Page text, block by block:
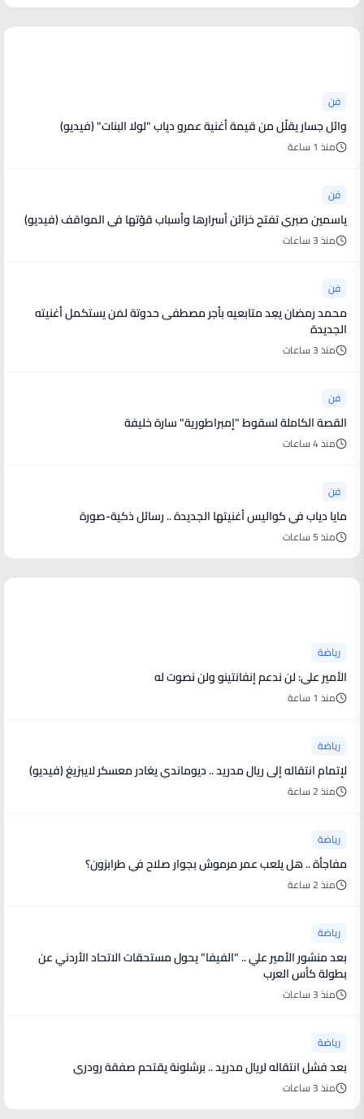
فن
وائل جسار يقلّل من قيمة أغنية عمرو دياب "لولا البنات" (فيديو)
منذ 1 ساعة
فن
ياسمين صبري تفتح خزائن أسرارها وأسباب قوّتها في المواقف (فيديو)
منذ 3 ساعات
فن
محمد رمضان يعِد متابعيه بأجر مصطفى حدوتة لمَن يستكمل أغنيته
الجديدة
منذ 3 ساعات
فن
القصة الكاملة لسقوط "إمبراطورية" سارة خليفة
منذ 4 ساعات
فن
مايا دياب في كواليس أغنيتها الجديدة .. رسائل ذكية-صورة
منذ 5 ساعات
رياضة
الأمير علي: لن ندعم إنفانتينو ولن نصوت له
منذ 1 ساعة
رياضة
لإتمام انتقاله إلى ريال مدريد .. ديوماندي يغادر معسكر لايبزيغ (فيديو)
منذ 2 ساعة
رياضة
مفاجأة .. هل يلعب عمر مرموش بجوار صلاح في طرابزون؟
منذ 2 ساعة
رياضة
بعد منشور الأمير علي .. "الفيفا" يحول مستحقات الاتحاد الأردني عن
بطولة كأس العرب
منذ 3 ساعات
رياضة
بعد فشل انتقاله لريال مدريد .. برشلونة يقتحم صفقة رودري
منذ 3 ساعات